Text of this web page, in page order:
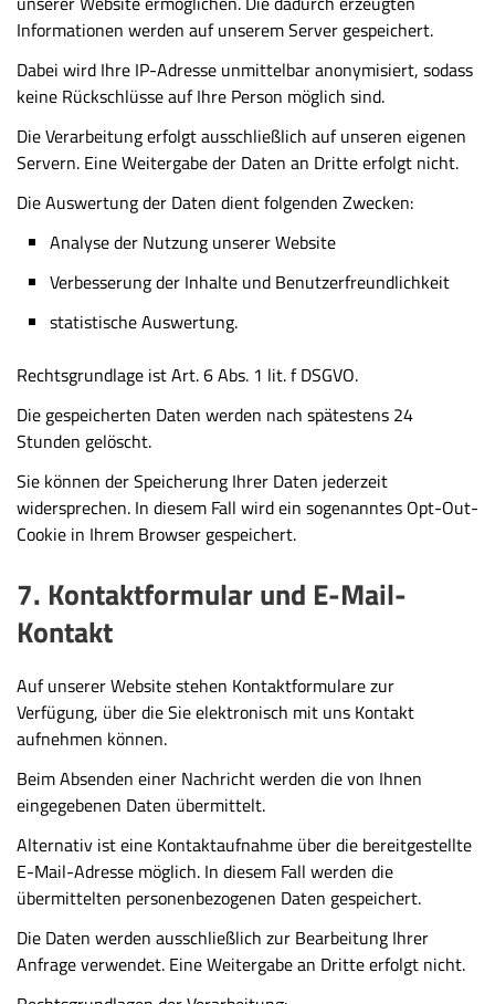
Informationen werden auf unserem Server gespeichert.
Dabei wird Ihre IP-Adresse unmittelbar anonymisiert, sodass
keine Rückschlüsse auf Ihre Person möglich sind.
Die Verarbeitung erfolgt ausschließlich auf unseren eigenen
Servern. Eine Weitergabe der Daten an Dritte erfolgt nicht.
Die Auswertung der Daten dient folgenden Zwecken:
Analyse der Nutzung unserer Website
Verbesserung der Inhalte und Benutzerfreundlichkeit
statistische Auswertung.
Rechtsgrundlage ist Art. 6 Abs. 1 lit. f DSGVO.
Die gespeicherten Daten werden nach spätestens 24
Stunden gelöscht.
Sie können der Speicherung Ihrer Daten jederzeit
widersprechen. In diesem Fall wird ein sogenanntes Opt-Out-
Cookie in Ihrem Browser gespeichert.
7. Kontaktformular und E-Mail-
Kontakt
Auf unserer Website stehen Kontaktformulare zur
Verfügung, über die Sie elektronisch mit uns Kontakt
aufnehmen können.
Beim Absenden einer Nachricht werden die von Ihnen
eingegebenen Daten übermittelt.
Alternativ ist eine Kontaktaufnahme über die bereitgestellte
E-Mail-Adresse möglich. In diesem Fall werden die
übermittelten personenbezogenen Daten gespeichert.
Die Daten werden ausschließlich zur Bearbeitung Ihrer
Anfrage verwendet. Eine Weitergabe an Dritte erfolgt nicht.